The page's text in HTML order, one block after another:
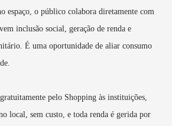
espaço, o público colabora diretamente com
inclusão social, geração de renda e
É uma oportunidade de aliar consumo
pelo Shopping às instituições,
local, sem custo, e toda renda é gerida por